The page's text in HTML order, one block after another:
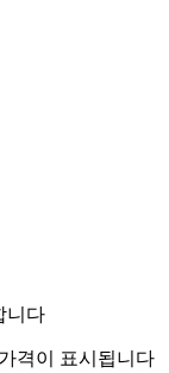
니다
격이 표시됩니다